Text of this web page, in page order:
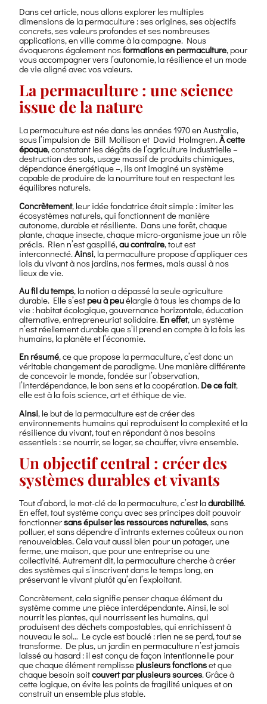
Dans cet article, nous allons explorer les multiples
dimensions de la permaculture : ses origines, ses objectifs
concrets, ses valeurs profondes et ses nombreuses
applications, en ville comme à la campagne. Nous
évoquerons également nosformations en permaculture, pour
vous accompagner vers l’autonomie, la résilience et un mode
de vie aligné avec vos valeurs.
La permaculture : une science
issue de la nature
La permaculture est née dans les années 1970 en Australie,
sous l’impulsion de Bill Mollison et David Holmgren.À cette
époque, constatant les dégâts de l’agriculture industrielle –
destruction des sols, usage massif de produits chimiques,
dépendance énergétique –, ils ont imaginé un système
capable de produire de la nourriture tout en respectant les
équilibres naturels.
Concrètement, leur idée fondatrice était simple : imiter les
écosystèmes naturels, qui fonctionnent de manière
autonome, durable et résiliente. Dans une forêt, chaque
plante, chaque insecte, chaque micro-organisme joue un rôle
précis. Rien n’est gaspillé,au contraire, tout est
interconnecté.Ainsi, la permaculture propose d’appliquer ces
lois du vivant à nos jardins, nos fermes, mais aussi à nos
lieux de vie.
Au fil du temps, la notion a dépassé la seule agriculture
durable. Elle s’est peu à peuélargie à tous les champs de la
vie : habitat écologique, gouvernance horizontale, éducation
alternative, entrepreneuriat solidaire. En effet, un système
n’est réellement durable que s’il prend en compte à la fois les
humains, la planète et l’économie.
En résumé, ce que propose la permaculture, c’est donc un
véritable changement de paradigme. Une manière différente
de concevoir le monde, fondée sur l’observation,
l’interdépendance, le bon sens et la coopération. De ce fait,
elle est à la fois science, art et éthique de vie.
Ainsi, le but de la permaculture est de créer des
environnements humains qui reproduisent la complexité et la
résilience du vivant, tout en répondant à nos besoins
essentiels : se nourrir, se loger, se chauffer, vivre ensemble.
Un objectif central : créer des
systèmes durables et vivants
Tout d’abord, le mot-clé de la permaculture, c’est ladurabilité.
En effet, tout système conçu avec ses principes doit pouvoir
fonctionnersans épuiser les ressources naturelles, sans
polluer, et sans dépendre d’intrants externes coûteux ou non
renouvelables. Cela vaut aussi bien pour un potager, une
ferme, une maison, que pour une entreprise ou une
collectivité. Autrement dit, la permaculture cherche à créer
des systèmes qui s’inscrivent dans le temps long, en
préservant le vivant plutôt qu’en l’exploitant.
Concrètement, cela signifie penser chaque élément du
système comme une pièce interdépendante. Ainsi, le sol
nourrit les plantes, qui nourrissent les humains, qui
produisent des déchets compostables, qui enrichissent à
nouveau le sol… Le cycle est bouclé : rien ne se perd, tout se
transforme. De plus, un jardin en permaculture n’est jamais
laissé au hasard : il est conçu de façon intentionnelle pour
que chaque élément remplisse plusieurs fonctionset que
chaque besoin soitcouvert par plusieurs sources. Grâce à
cette logique, on évite les points de fragilité uniques et on
construit un ensemble plus stable.